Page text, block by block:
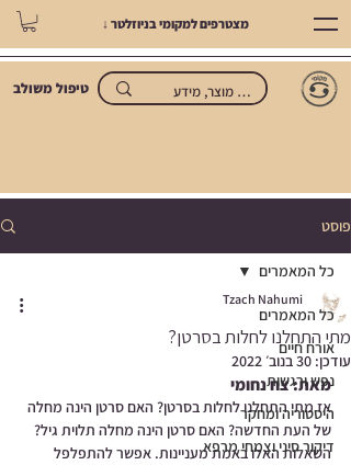
מצטרפים למקומי בניוזלטר ↓
טיפול משולב
פוסט
כל המאמרים
אורח חיים
נפש ורגשות
היסטוריה ומחקר
דיקור סיני וצמחי מרפא
כל המאמרים
מתי התחלנו לחלות בסרטן?
Tzach Nahumi
עודכן: 30 בנוב׳ 2022
מאת: צח נחומי
אז מתי התחלנו לחלות בסרטן? האם סרטן הינה מחלה
של העת החדשה? האם סרטן הינה מחלה תלוית גיל?
השאלות האלו באמת מעניינות. אפשר להתפלפל